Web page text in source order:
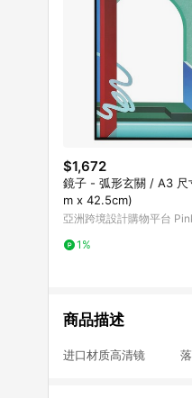
$1,672
鏡子 - 弧形玄關 / A3
m x 42.5cm)
亞洲跨境設計購物平台
1%
商品描述
进口材质高清镜 落